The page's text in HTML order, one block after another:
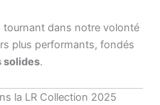
tournant dans notre volonté
plus performants, fondés
solides.
la LR Collection 2025